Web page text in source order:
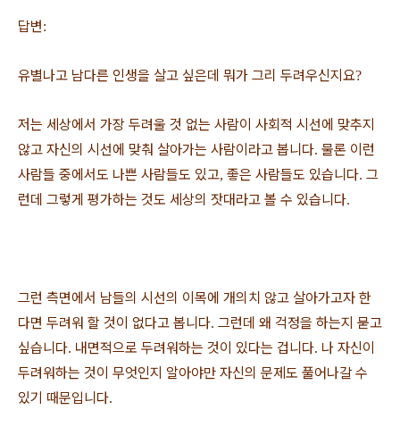
답변:
유별나고 남다른 인생을 살고 싶은데 뭐가 그리 두려우신지요?
저는 세상에서 가장 두려울 것 없는 사람이 사회적 시선에 맞추지
않고 자신의 시선에 맞춰 살아가는 사람이라고 봅니다. 물론 이런
사람들 중에서도 나쁜 사람들도 있고, 좋은 사람들도 있습니다. 그
런데 그렇게 평가하는 것도 세상의 잣대라고 볼 수 있습니다.
그런 측면에서 남들의 시선의 이목에 개의치 않고 살아가고자 한
다면 두려워 할 것이 없다고 봅니다. 그런데 왜 걱정을 하는지 묻고
싶습니다. 내면적으로 두려워하는 것이 있다는 겁니다. 나 자신이
두려워하는 것이 무엇인지 알아야만 자신의 문제도 풀어나갈 수
있기 때문입니다.